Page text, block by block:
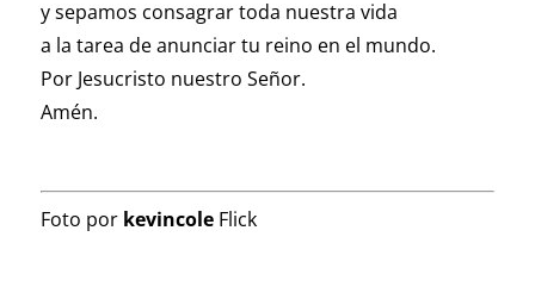
y sepamos consagrar toda nuestra vida
a la tarea de anunciar tu reino en el mundo.
Por Jesucristo nuestro Señor.
Amén.
Foto por kevincoleFlick